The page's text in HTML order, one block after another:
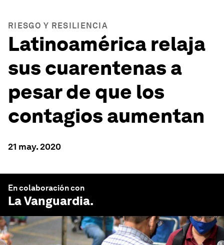
RIESGO Y RESILIENCIA
Latinoamérica relaja
sus cuarentenas a
pesar de que los
contagios aumentan
21 may. 2020
En colaboración con
La Vanguardia.